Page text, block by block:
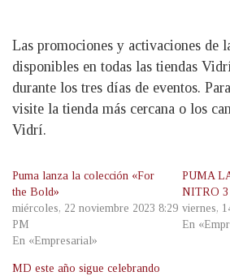
Las promociones y activaciones de
disponibles en todas las tiendas
durante los tres días de eventos.
visite la tienda más cercana o los
Vidrí.
Puma lanza la colección «For
the Bold»
miércoles, 22 noviembre 2023 8:29
PM
En «Empresarial»
PUMA
NITRO 3
viernes,
En
MD este año sigue celebrando